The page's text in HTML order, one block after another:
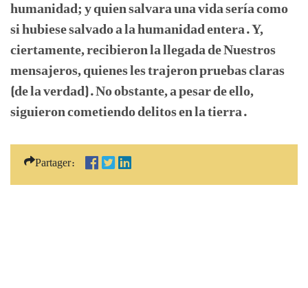
humanidad; y quien salvara una vida sería como
si hubiese salvado a la humanidad entera. Y,
ciertamente, recibieron la llegada de Nuestros
mensajeros, quienes les trajeron pruebas claras
(de la verdad). No obstante, a pesar de ello,
siguieron cometiendo delitos en la tierra.
Partager: